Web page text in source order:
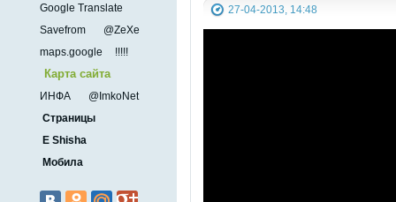
27-04-2013, 14:48
Google Translate
Savefrom
@ZeXe
maps.google
!!!!!
Карта сайта
ИНФА
@ImkoNet
Страницы
E Shisha
Мобила